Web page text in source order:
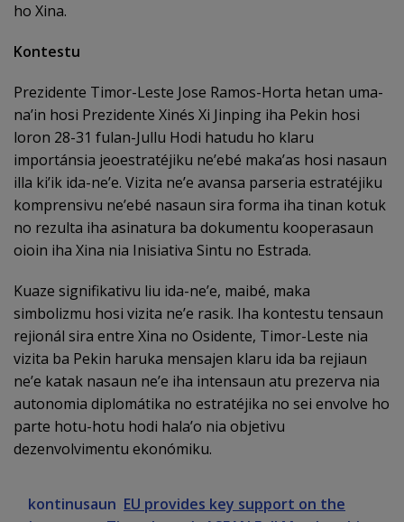
ho Xina.
Kontestu
Prezidente Timor-Leste Jose Ramos-Horta hetan uma-
na’in hosi Prezidente Xinés Xi Jinping iha Pekin hosi
loron 28-31 fulan-Jullu Hodi hatudu ho klaru
importánsia jeoestratéjiku ne’ebé maka’as hosi nasaun
illa ki’ik ida-ne’e. Vizita ne’e avansa parseria estratéjiku
komprensivu ne’ebé nasaun sira forma iha tinan kotuk
no rezulta iha asinatura ba dokumentu kooperasaun
oioin iha Xina nia Inisiativa Sintu no Estrada.
Kuaze signifikativu liu ida-ne’e, maibé, maka
simbolizmu hosi vizita ne’e rasik. Iha kontestu tensaun
rejionál sira entre Xina no Osidente, Timor-Leste nia
vizita ba Pekin haruka mensajen klaru ida ba rejiaun
ne’e katak nasaun ne’e iha intensaun atu prezerva nia
autonomia diplomátika no estratéjika no sei envolve ho
parte hotu-hotu hodi hala’o nia objetivu
dezenvolvimentu ekonómiku.
kontinusaun EU provides key support on the